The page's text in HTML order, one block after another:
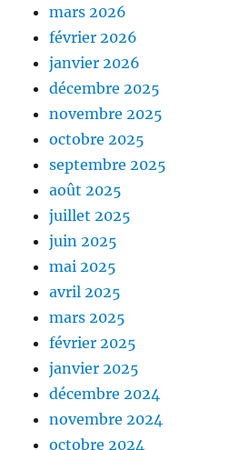
mars 2026
février 2026
janvier 2026
décembre 2025
novembre 2025
octobre 2025
septembre 2025
août 2025
juillet 2025
juin 2025
mai 2025
avril 2025
mars 2025
février 2025
janvier 2025
décembre 2024
novembre 2024
octobre 2024